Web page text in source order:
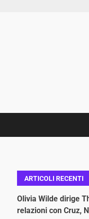
ARTICOLI RECENTI
Olivia Wilde dirige
relazioni con Cruz,